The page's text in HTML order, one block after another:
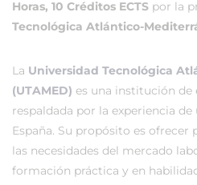
Horas, 10 Créditos ECTS por la
Tecnológica Atlántico-
La Universidad Tecnológica
(UTAMED) es una institución de
respaldada por la experiencia
España. Su propósito es ofrecer
las necesidades del mercado
formación práctica y en